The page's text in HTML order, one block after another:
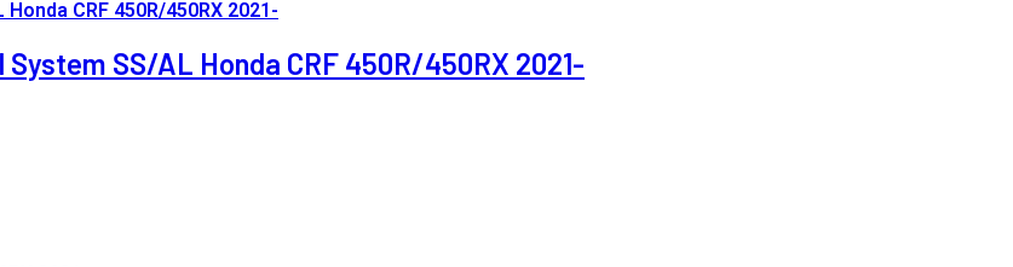
SS/AL Honda CRF 450R/450RX 2021-